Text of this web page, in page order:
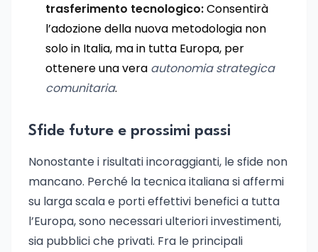
trasferimento tecnologico:Consentirà
l’adozione della nuova metodologia non
solo in Italia, ma in tutta Europa, per
ottenere una vera autonomia strategica
comunitaria.
Sfide future e prossimi passi
Nonostante i risultati incoraggianti, le sfide non
mancano. Perché la tecnica italiana si affermi
su larga scala e porti effettivi benefici a tutta
l’Europa, sono necessari ulteriori investimenti,
sia pubblici che privati. Fra le principali